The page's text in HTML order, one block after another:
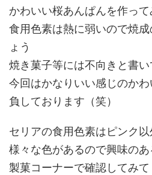
かわいい桜あんぱんを作って
食用色素は熱に弱いので焼
ょう
焼き菓子等には不向きと書
今回はかなりいい感じのか
負しております（笑）
セリアの食用色素はピンク以
様々な色があるので興味のあ
製菓コーナーで確認してみ